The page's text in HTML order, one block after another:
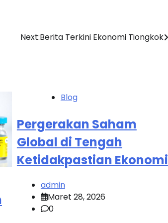
Next:Berita Terkini Ekonomi Tiongkok
Blog
Pergerakan Saham
Global di Tengah
Ketidakpastian Ekonomi
admin
Maret 28, 2026
0